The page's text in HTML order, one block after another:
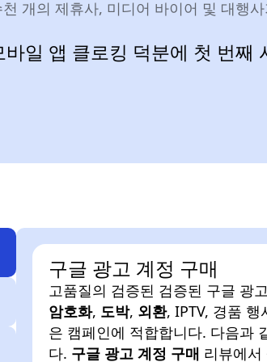
천 개의 제휴사, 미디어 바이어 및 대행
바일 앱 클로킹 덕분에 첫 번째
구글 광고 계정 구매
고품질의 검증된 검증된 구글 광
암호화, 도박, 외환, IPTV, 경품
은 캠페인에 적합합니다. 다음과
다. 구글 광고 계정 구매 리뷰에